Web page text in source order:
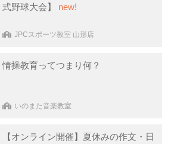
式野球大会】 new!
JPCスポーツ教室 山形店
情操教育ってつまり何？
いのまた音楽教室
【オンライン開催】夏休みの作文・日